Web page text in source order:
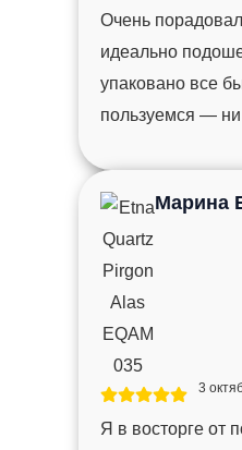
Очень
идеально
упаковано все
пользуемся —
Марина
3
Я в восторге от